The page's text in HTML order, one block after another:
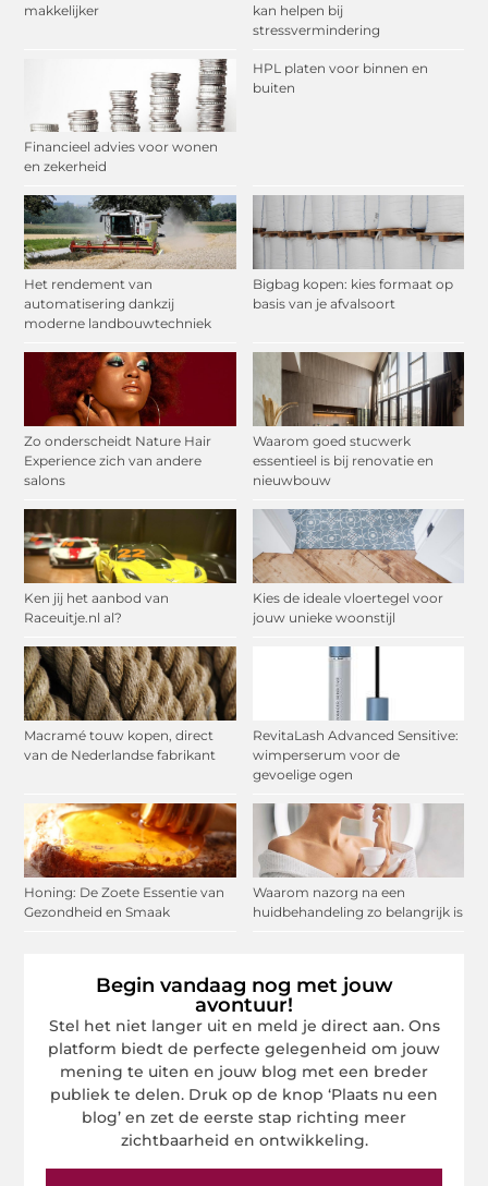
makkelijker
kan helpen bij
stressvermindering
Financieel advies voor wonen
en zekerheid
HPL platen voor binnen en
buiten
Het rendement van
automatisering dankzij
moderne landbouwtechniek
Bigbag kopen: kies formaat op
basis van je afvalsoort
Zo onderscheidt Nature Hair
Experience zich van andere
salons
Waarom goed stucwerk
essentieel is bij renovatie en
nieuwbouw
Ken jij het aanbod van
Raceuitje.nl al?
Kies de ideale vloertegel voor
jouw unieke woonstijl
Macramé touw kopen, direct
van de Nederlandse fabrikant
RevitaLash Advanced Sensitive:
wimperserum voor de
gevoelige ogen
Honing: De Zoete Essentie van
Gezondheid en Smaak
Waarom nazorg na een
huidbehandeling zo belangrijk is
Begin vandaag nog met jouw
avontuur!
Stel het niet langer uit en meld je direct aan. Ons
platform biedt de perfecte gelegenheid om jouw
mening te uiten en jouw blog met een breder
publiek te delen. Druk op de knop ‘Plaats nu een
blog’ en zet de eerste stap richting meer
zichtbaarheid en ontwikkeling.